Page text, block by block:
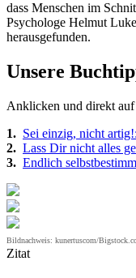
dass Menschen im
Psychologe Helmut
herausgefunden.
Unsere
Anklicken und direkt
1. Sei einzig, nicht
2. Lass Dir nicht alles
3. Endlich
Bildnachweis: kunertuscom/
Zitat